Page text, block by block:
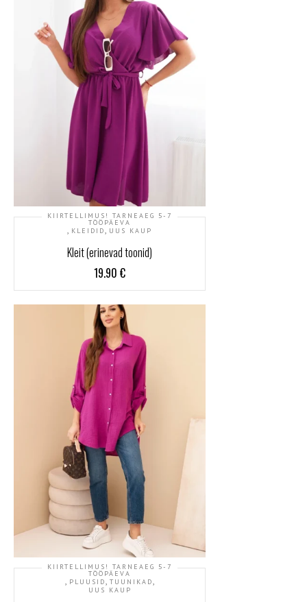
KIIRTELLIMUS! TARNEAEG 5-7
TÖÖPÄEVA
, KLEIDID, UUS KAUP
Kleit (erinevad toonid)
19.90 €
KIIRTELLIMUS! TARNEAEG 5-7
TÖÖPÄEVA
PLUUSID TUUNIKAD
UUS KAUP